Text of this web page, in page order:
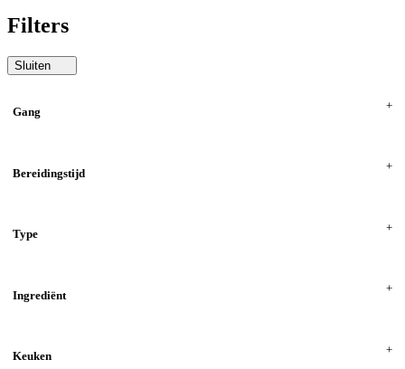
Filters
Sluiten
Gang
Bereidingstijd
Type
Ingrediënt
Keuken